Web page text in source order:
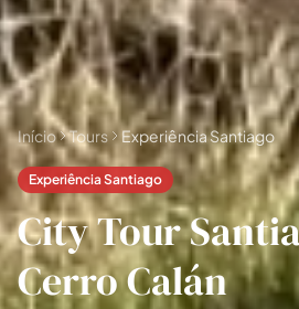
Início Tours Experiência Santiago
Experiência Santiago
City Tour
Cerro Calán